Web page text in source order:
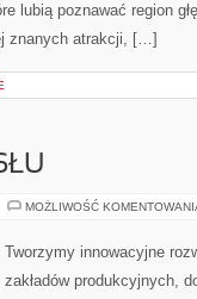
lubią poznawać region
znanych atrakcji, […]
MOŻLIWOŚĆ
Tworzymy innowacyjne
zakładów produkcyjnych,